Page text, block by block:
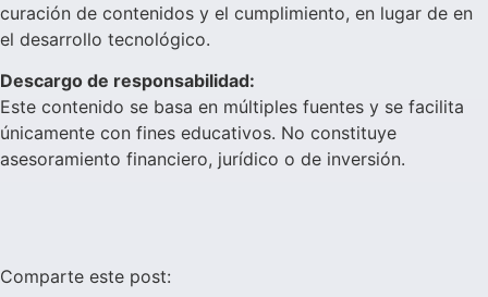
curación de contenidos y el cumplimiento, en lugar de en
el desarrollo tecnológico.
Descargo de responsabilidad:
Este contenido se basa en múltiples fuentes y se facilita
únicamente con fines educativos. No constituye
asesoramiento financiero, jurídico o de inversión.
Comparte este post: